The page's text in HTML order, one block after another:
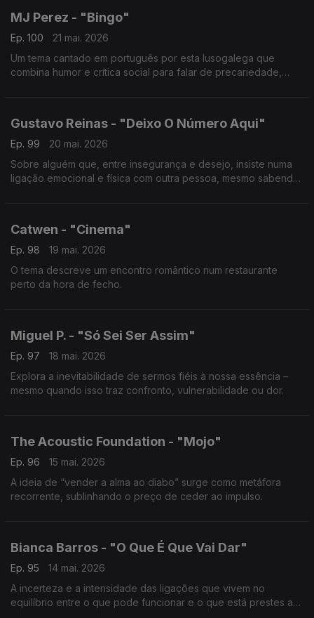
MJ Perez - "Bingo"
Ep. 100
21 mai. 2026
Um tema cantado em português por esta lusogalega que
combina humor e crítica social para falar de precariedade,
Gustavo Reinas - "Deixo O Número Aqui"
Ep. 99
20 mai. 2026
Sobre alguém que, entre insegurança e desejo, insiste numa
ligação emocional e física com outra pessoa, mesmo sabendo
Catwen - "Cinema"
Ep. 98
19 mai. 2026
O tema descreve um encontro romântico num restaurante
perto da hora de fecho.
Miguel P. - "Só Sei Ser Assim"
Ep. 97
18 mai. 2026
Explora a inevitabilidade de sermos fiéis à nossa essência –
mesmo quando isso traz confronto, vulnerabilidade ou dor.
The Acoustic Foundation - "Mojo"
Ep. 96
15 mai. 2026
A ideia de “vender a alma ao diabo” surge como metáfora
recorrente, sublinhando o preço de ceder ao impulso.
Bianca Barros - "O Que É Que Vai Dar"
Ep. 95
14 mai. 2026
A incerteza e a intensidade das ligações que vivem no
equilíbrio entre o que pode funcionar e o que está prestes a